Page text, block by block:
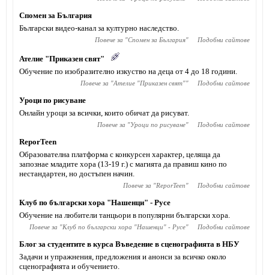
Спомен за България
Български видео-канал за културно наследство.
Повече за "Спомен за България" Подобни сайтове
Ателие "Приказен свят"
Обучение по изобразително изкуство на деца от 4 до 18 години.
Повече за "Ателие "Приказен свят"" Подобни сайтове
Уроци по рисуване
Онлайн уроци за всички, които обичат да рисуват.
Повече за "Уроци по рисуване" Подобни сайтове
ReporTeen
Образoвателна платформа с конкурсен характер, целяща да
запознае младите хора (13-19 г.) с магията да правиш кино по
нестандартен, но достъпен начин.
Повече за "ReporTeen" Подобни сайтове
Клуб по български хора "Нашенци" - Русе
Обучение на любители танцьори в популярни български хора.
Повече за "Клуб по български хора "Нашенци" - Русе" Подобни сайтове
Блог за студентите в курса Въведение в сценографията в НБУ
Задачи и упражнения, предложения и анонси за всичко около
сценографията и обучението.